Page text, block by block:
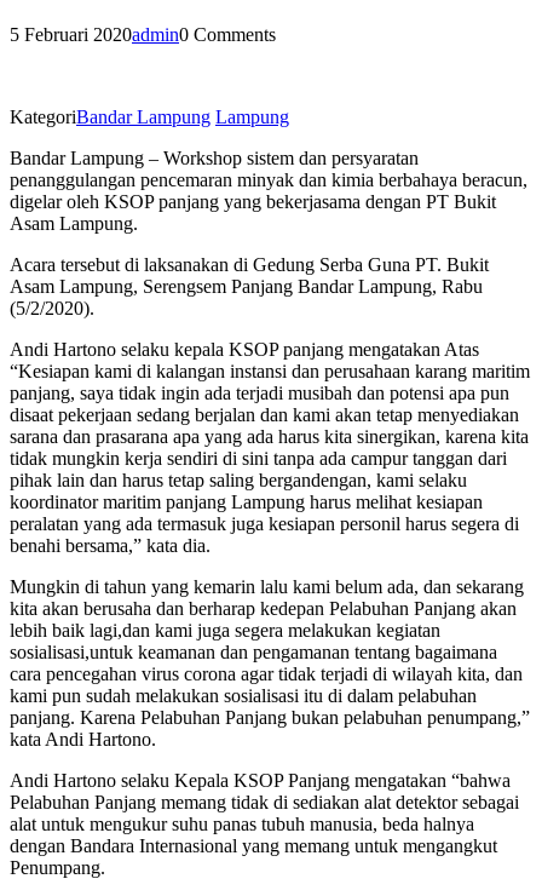
5 Februari 2020admin0 Comments
KategoriBandar Lampung Lampung
Bandar Lampung – Workshop sistem dan persyaratan
penanggulangan pencemaran minyak dan kimia berbahaya beracun,
digelar oleh KSOP panjang yang bekerjasama dengan PT Bukit
Asam Lampung.
Acara tersebut di laksanakan di Gedung Serba Guna PT. Bukit
Asam Lampung, Serengsem Panjang Bandar Lampung, Rabu
(5/2/2020).
Andi Hartono selaku kepala KSOP panjang mengatakan Atas
“Kesiapan kami di kalangan instansi dan perusahaan karang maritim
panjang, saya tidak ingin ada terjadi musibah dan potensi apa pun
disaat pekerjaan sedang berjalan dan kami akan tetap menyediakan
sarana dan prasarana apa yang ada harus kita sinergikan, karena kita
tidak mungkin kerja sendiri di sini tanpa ada campur tanggan dari
pihak lain dan harus tetap saling bergandengan, kami selaku
koordinator maritim panjang Lampung harus melihat kesiapan
peralatan yang ada termasuk juga kesiapan personil harus segera di
benahi bersama,” kata dia.
Mungkin di tahun yang kemarin lalu kami belum ada, dan sekarang
kita akan berusaha dan berharap kedepan Pelabuhan Panjang akan
lebih baik lagi,dan kami juga segera melakukan kegiatan
sosialisasi,untuk keamanan dan pengamanan tentang bagaimana
cara pencegahan virus corona agar tidak terjadi di wilayah kita, dan
kami pun sudah melakukan sosialisasi itu di dalam pelabuhan
panjang. Karena Pelabuhan Panjang bukan pelabuhan penumpang,”
kata Andi Hartono.
Andi Hartono selaku Kepala KSOP Panjang mengatakan “bahwa
Pelabuhan Panjang memang tidak di sediakan alat detektor sebagai
alat untuk mengukur suhu panas tubuh manusia, beda halnya
dengan Bandara Internasional yang memang untuk mengangkut
Penumpang.